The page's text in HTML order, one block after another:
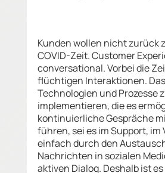
Kunden wollen nicht zurück
COVID-Zeit. Customer
conversational. Vorbei die
flüchtigen Interaktionen.
Technologien und Prozesse
implementieren, die es
kontinuierliche Gespräche
führen, sei es im Support, im
einfach durch den
Nachrichten in sozialen
aktiven Dialog. Deshalb ist